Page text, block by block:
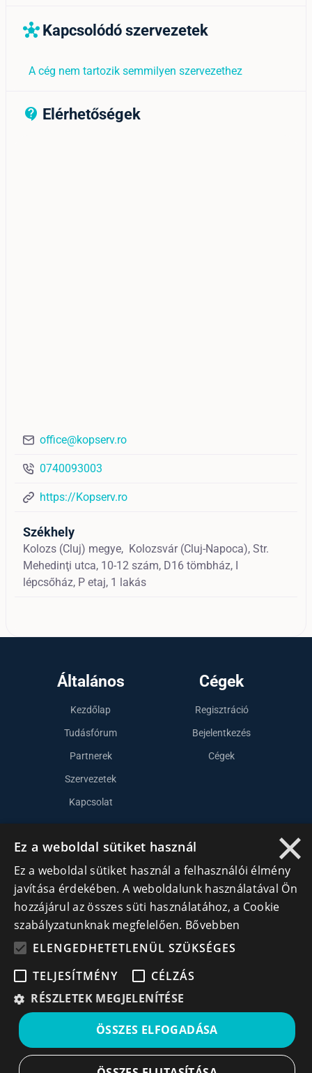
hub Kapcsolódó szervezetek
A cég nem tartozik semmilyen szervezethez
contact_support_outline
Elérhetőségek
office@kopserv.ro
0740093003
https://Kopserv.ro
Székhely
Kolozs (Cluj) megye, Kolozsvár (Cluj-Napoca), Str.
Mehedinţi utca, 10-12 szám, D16 tömbház, I
lépcsőház, P etaj, 1 lakás
Általános
Kezdőlap
Tudásfórum
Partnerek
Szervezetek
Kapcsolat
Cégek
Regisztráció
Bejelentkezés
Cégek
Lépj kapcsolatba velünk
+40 740 856 970
Iratkozz fel hírlevelünkre!
Ne hagyd ki a lehetőséget, hogy naprakész maradj a
legfontosabb üzleti információkkal! A feliratkozás
egyszerű és gyors illetve bármikor leiratkozhatsz, ha úgy
×
Ez a weboldal sütiket használ
Ez a weboldal sütiket használ a felhasználói élmény
javítása érdekében. A weboldalunk használatával Ön
hozzájárul az összes süti használatához, a Cookie
szabályzatunknak megfelelően. Bővebben
ELENGEDHETETLENÜL SZÜKSÉGES
TELJESÍTMÉNY
CÉLZÁS
RÉSZLETEK MEGJELENÍTÉSE
ÖSSZES ELFOGADÁSA